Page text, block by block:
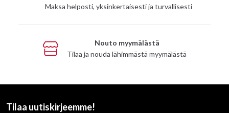
Maksa helposti, yksinkertaisesti ja turvallisesti
Nouto myymälästä
Tilaa ja nouda lähimmästä myymälästä
Tilaa uutiskirjeemme!